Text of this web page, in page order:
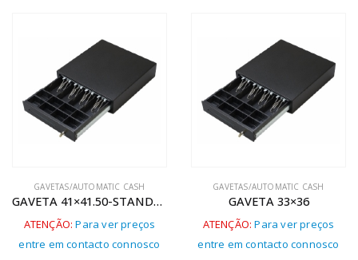
GAVETAS/AUTOMATIC CASH
GAVETA 41×41.50-STANDARD
ATENÇÃO: Para ver preços
entre em contacto connosco
GAVETAS/AUTOMATIC CASH
GAVETA 33×36
ATENÇÃO: Para ver preços
entre em contacto connosco